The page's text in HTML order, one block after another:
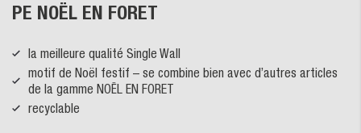
PE NOËL EN FORET
la meilleure qualité Single Wall
motif de Noël festif – se combine bien avec d’autres articles
de la gamme NOËL EN FORET
recyclable